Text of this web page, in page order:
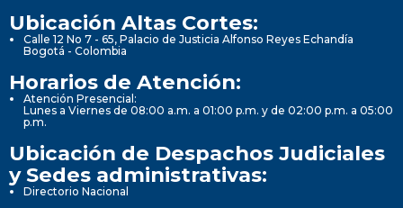
Ubicación Altas Cortes:
Calle 12 No 7 - 65, Palacio de Justicia Alfonso Reyes Echandía
Bogotá - Colombia
Horarios de Atención:
Atención Presencial:
Lunes a Viernes de 08:00 a.m. a 01:00 p.m. y de 02:00 p.m. a 05:00
p.m.
Ubicación de Despachos Judiciales
y Sedes administrativas:
Directorio Nacional